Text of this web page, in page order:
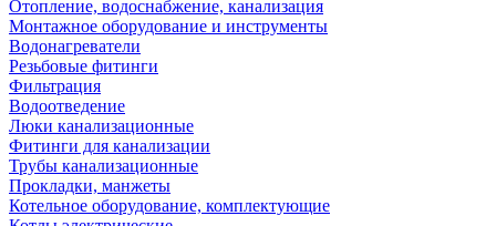
Отопление, водоснабжение, канализация
Монтажное оборудование и инструменты
Водонагреватели
Резьбовые фитинги
Фильтрация
Водоотведение
Люки канализационные
Фитинги для канализации
Трубы канализационные
Прокладки, манжеты
Котельное оборудование, комплектующие